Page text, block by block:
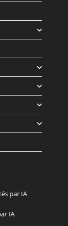
par IA
IA